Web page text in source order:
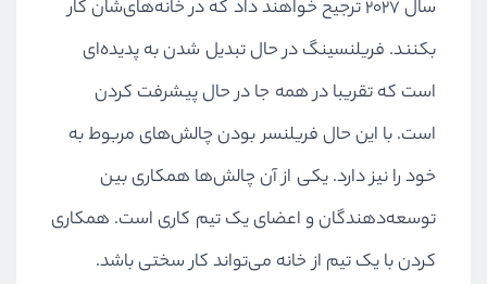
سال ۲۰۲۷ ترجیح خواهند داد که در خانه‌های‌شان کار
بکنند. فریلنسینگ در حال تبدیل شدن به پدیده‌ای
است که تقریبا در همه جا در حال پیشرفت کردن
است. با این حال فریلنسر بودن چالش‌های مربوط به
خود را نیز دارد. یکی از آن چالش‌ها همکاری بین
توسعه‌دهندگان و اعضای یک تیم کاری است. همکاری
کردن با یک تیم از خانه می‌تواند کار سختی باشد.